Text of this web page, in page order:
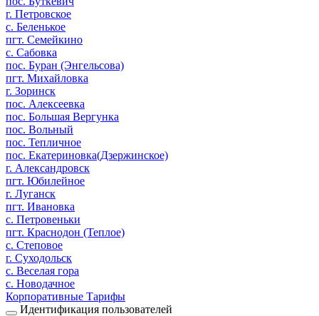
г. Петровское
с. Беленькое
пгт. Семейкино
с. Сабовка
пос. Буран (Энгельсова)
пгт. Михайловка
г. Зоринск
пос. Алексеевка
пос. Большая Вергунка
пос. Вольный
пос. Тепличное
пос. Екатериновка(Дзержинское)
г. Александровск
пгт. Юбилейное
г. Луганск
пгт. Ивановка
с. Петровеньки
пгт. Краснодон (Теплое)
с. Степовое
г. Суходольск
с. Веселая гора
с. Новодачное
Корпоративные Тарифы
Идентификация пользователей